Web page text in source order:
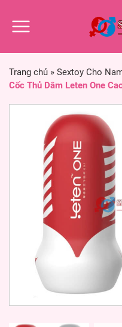
Trang chủ » Sextoy Cho
Cốc Thủ Dâm Leten One